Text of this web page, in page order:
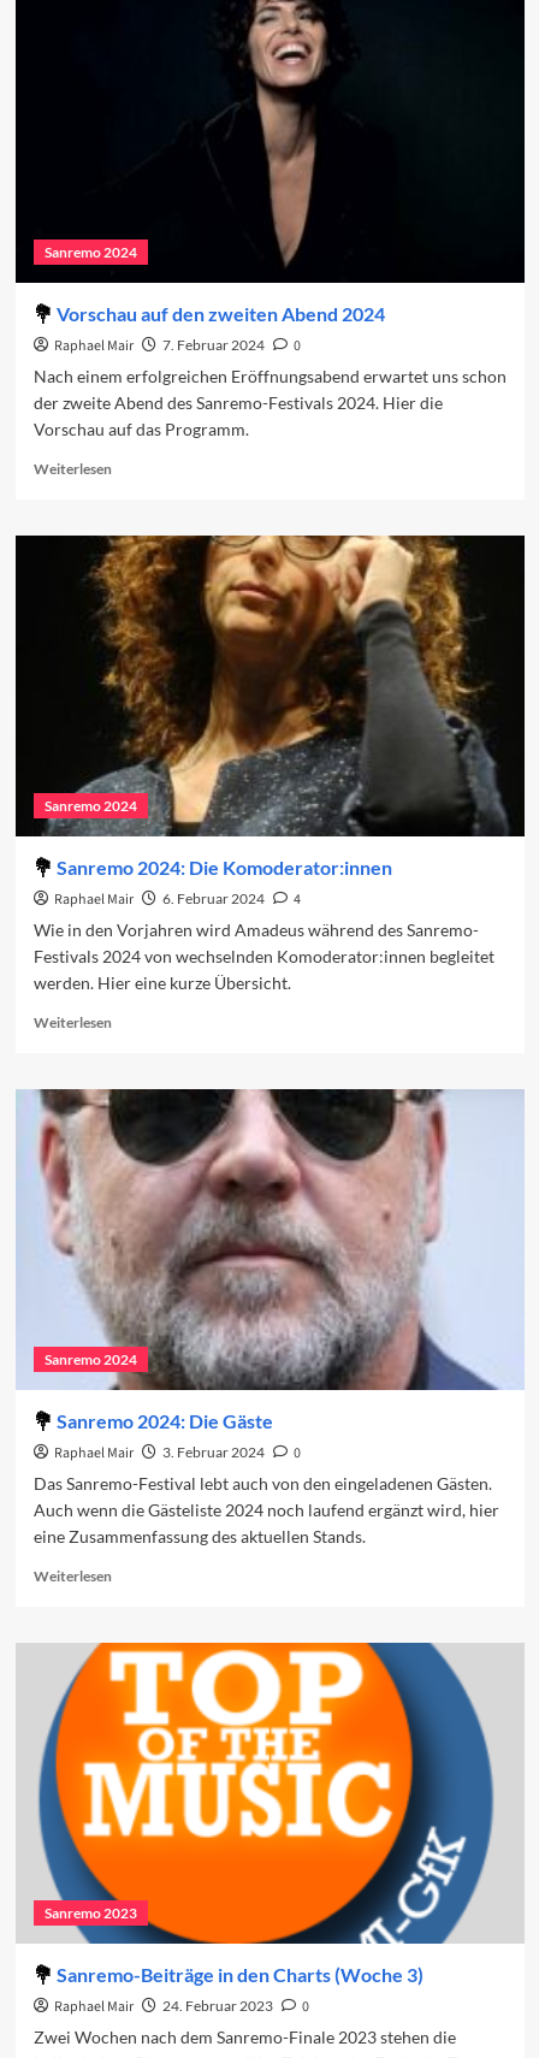
Sanremo 2024
Vorschau auf den zweiten Abend 2024
Raphael Mair 7. Februar 2024
0
Nach einem erfolgreichen Eröffnungsabend erwartet uns schon
der zweite Abend des Sanremo-Festivals 2024. Hier die
Vorschau auf das Programm.
WeiterlesenRead
Vorschau
auf
den
zweiten
Abend
2024
Sanremo 2024
Sanremo 2024: Die Komoderator:innen
Raphael Mair 6. Februar 2024
4
Wie in den Vorjahren wird Amadeus während des Sanremo-
Festivals 2024 von wechselnden Komoderator:innen begleitet
werden. Hier eine kurze Übersicht.
WeiterlesenRead
Sanremo
2024:
Die
Komoderator:innen
Sanremo 2024
Sanremo 2024: Die Gäste
Raphael Mair 3. Februar 2024
0
Das Sanremo-Festival lebt auch von den eingeladenen Gästen.
Auch wenn die Gästeliste 2024 noch laufend ergänzt wird, hier
eine Zusammenfassung des aktuellen Stands.
WeiterlesenRead
Sanremo
2024:
Die
Gäste
Sanremo 2023
Sanremo-Beiträge in den Charts (Woche 3)
Raphael Mair 24. Februar 2023
0
Zwei Wochen nach dem Sanremo-Finale 2023 stehen die